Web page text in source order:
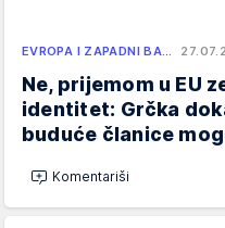
EVROPA I ZAPADNI BA…
Ne, prijemom u EU
identitet: Grčka
buduće članice
Komentariši